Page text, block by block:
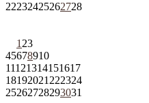
22232425262728
1 23
45678910
11121314151617
18192021 222324
25262728293031